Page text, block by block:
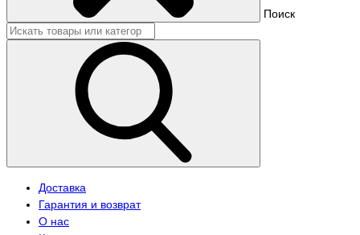
Поиск
Доставка
Гарантия и возврат
О нас